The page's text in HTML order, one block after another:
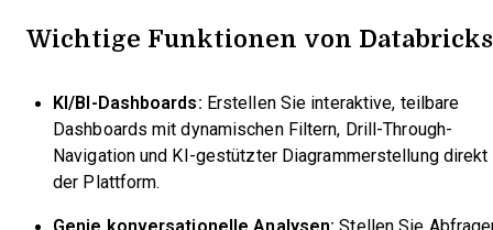
Wichtige Funktionen von Databricks
KI/BI-Dashboards: Erstellen Sie interaktive, teilbare
Dashboards mit dynamischen Filtern, Drill-Through-
Navigation und KI-gestützter Diagrammerstellung direkt
der Plattform.
Genie konversationelle Analysen: Stellen Sie